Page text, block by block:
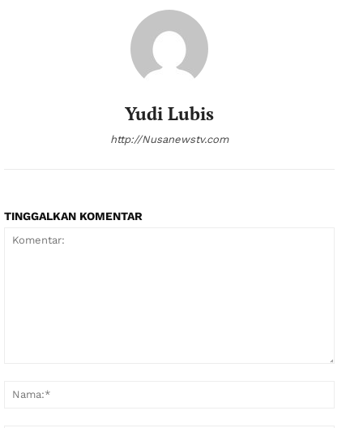
Yudi Lubis
http://Nusanewstv.com
TINGGALKAN KOMENTAR